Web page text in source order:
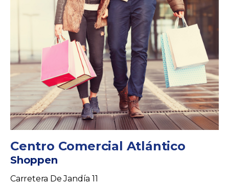
Centro Comercial Atlántico
Shoppen
Carretera De Jandía 11